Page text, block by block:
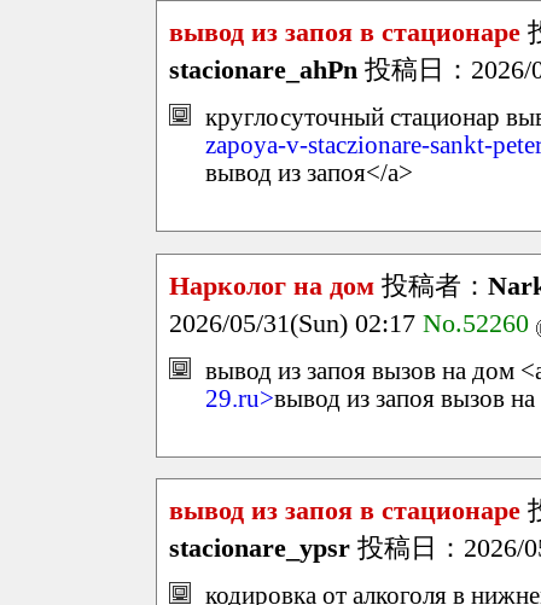
вывод из запоя в стационаре
stacionare_ahPn 投稿日：2026/
круглосуточный стационар
zapoya-v-staczionare-sankt-
вывод из запоя</a>
Нарколог на дом 投稿者：
2026/05/31(Sun) 02:17 No.52260
вывод из запоя вызов на дом
29.ru>вывод из запоя вызов
вывод из запоя в стационаре
stacionare_ypsr 投稿日：2026/
кодировка от алкоголя в